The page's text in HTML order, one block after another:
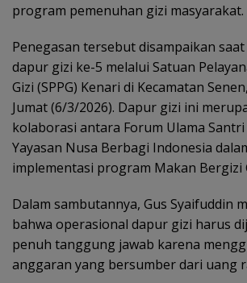
program pemenuhan gizi masyarakat.
Penegasan tersebut disampaikan
dapur gizi ke-5 melalui Satuan
Gizi (SPPG) Kenari di Kecamatan
Jumat (6/3/2026). Dapur gizi ini
kolaborasi antara Forum Ulama
Yayasan Nusa Berbagi Indonesia
implementasi program Makan Bergizi
Dalam sambutannya, Gus Syaifuddin
bahwa operasional dapur gizi harus
penuh tanggung jawab karena
anggaran yang bersumber dari uang